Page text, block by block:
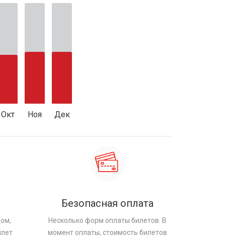
Окт Ноя Дек
Безопасная оплата
Несколько форм оплаты билетов. В
момент оплаты, стоимость билетов